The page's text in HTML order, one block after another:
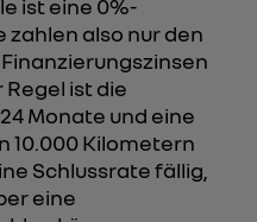
ist eine 0%-
zahlen also nur den
ist die
Monate und eine
10.000 Kilometern
Schlussrate fällig,
eine